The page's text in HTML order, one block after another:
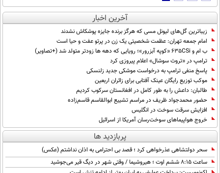
آخرین اخبار
زیباترین گل‌های لیونل مسی که هرگز برنده جایزه پوشکاش نشدند
امام جمعه تهران: عظمت شخصیتی یک زن در پرتو عفت و حیا است
ب ام و 635CSi «کوپه آبزرور»؛ رویایی که دهه ها زودتر متولد شد (+تصاویر)
ترامپ در «تروث سوشال» اعلام پیروزی کرد
پاسخ منفی ترامپ به درخواست موشکی جدید زلنسکی
موکب توزیع رایگان عینک آفتابی برای زائران اربعین
طالبان: داعش را به طور کامل در افغانستان سرکوب کردیم
حضور محمدجواد ظریف در مراسم تشییع ابوالقاسم قاسم‌زاده
افزایش سرقت سوخت در انگلیس
خروج هواپیماهای سوخت‌رسان آمریکا از اسرائیل
پربازدید ها
سحر دولتشاهی عذرخواهی کرد ؛ قصد بی احترامی به اذان نداشتم (عکس)
ساعت ۸:۱۵ ششم اوت ؛ هیروشیما / وقتی شهر در دیگ قیر می‌جوشید